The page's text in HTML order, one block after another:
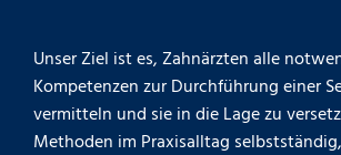
Unser Ziel ist es, Zahnärzten alle
Kompetenzen zur Durchführung einer
vermitteln und sie in die Lage zu
Methoden im Praxisalltag